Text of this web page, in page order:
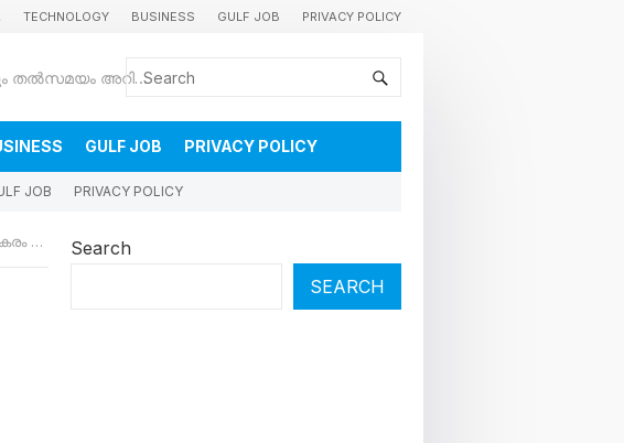
TECHNOLOGY BUSINESS GULF JOB PRIVACY POLICY
കുവൈറ്റിലെ വാർത്തകളും വിശേഷങ്ങളും തൽസമയം അറിയാൻ
GULF JOB PRIVACY POLICY
JOB PRIVACY POLICY
Search
SEARCH